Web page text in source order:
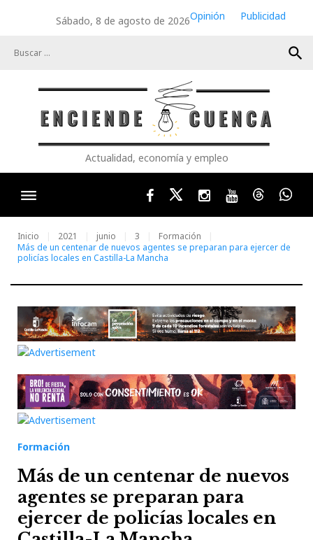
Sábado, 8 de agosto de 2026Opinión
Publicidad
search
Actualidad, economía y empleo
FacebookTwitterInstagram
YoutubeThreads
Inicio 2021 junio 3
Formación
Más de un centenar de nuevos agentes se preparan para ejercer de
policías locales en Castilla-La Mancha
Formación
Más de un centenar de nuevos
agentes se preparan para
ejercer de policías locales en